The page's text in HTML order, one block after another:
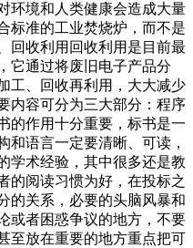
环境和人类健康会造成大量
标准的工业焚烧炉，而不是
回收利用回收利用是目前最
它通过将废旧电子产品分
工、回收再利用，大大减少
内容可分为三大部分：程序
的作用十分重要，标书是一
和语言一定要清晰、可读，
学术经验，其中很多还是教
的阅读习惯为好，在投标之
的关系，必要的头脑风暴和
或者困惑争议的地方，不要
至放在重要的地方重点把可